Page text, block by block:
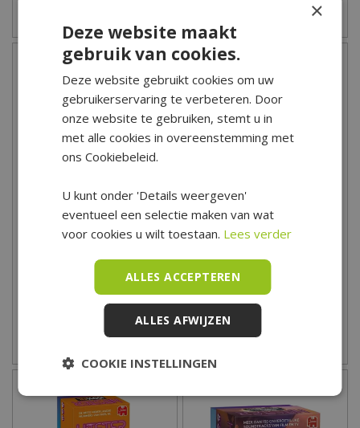
Puzzel Jan van Haasteren
Junior Efteling Max &
99
Spel Hitster Rock
49
×
Deze website maakt
gebruik van cookies.
Deze website gebruikt cookies om uw
gebruikerservaring te verbeteren. Door
onze website te gebruiken, stemt u in
met alle cookies in overeenstemming met
ons Cookiebeleid.
U kunt onder 'Details weergeven'
eventueel een selectie maken van wat
voor cookies u wilt toestaan. Lees verder
ALLES ACCEPTEREN
ALLES AFWIJZEN
COOKIE INSTELLINGEN